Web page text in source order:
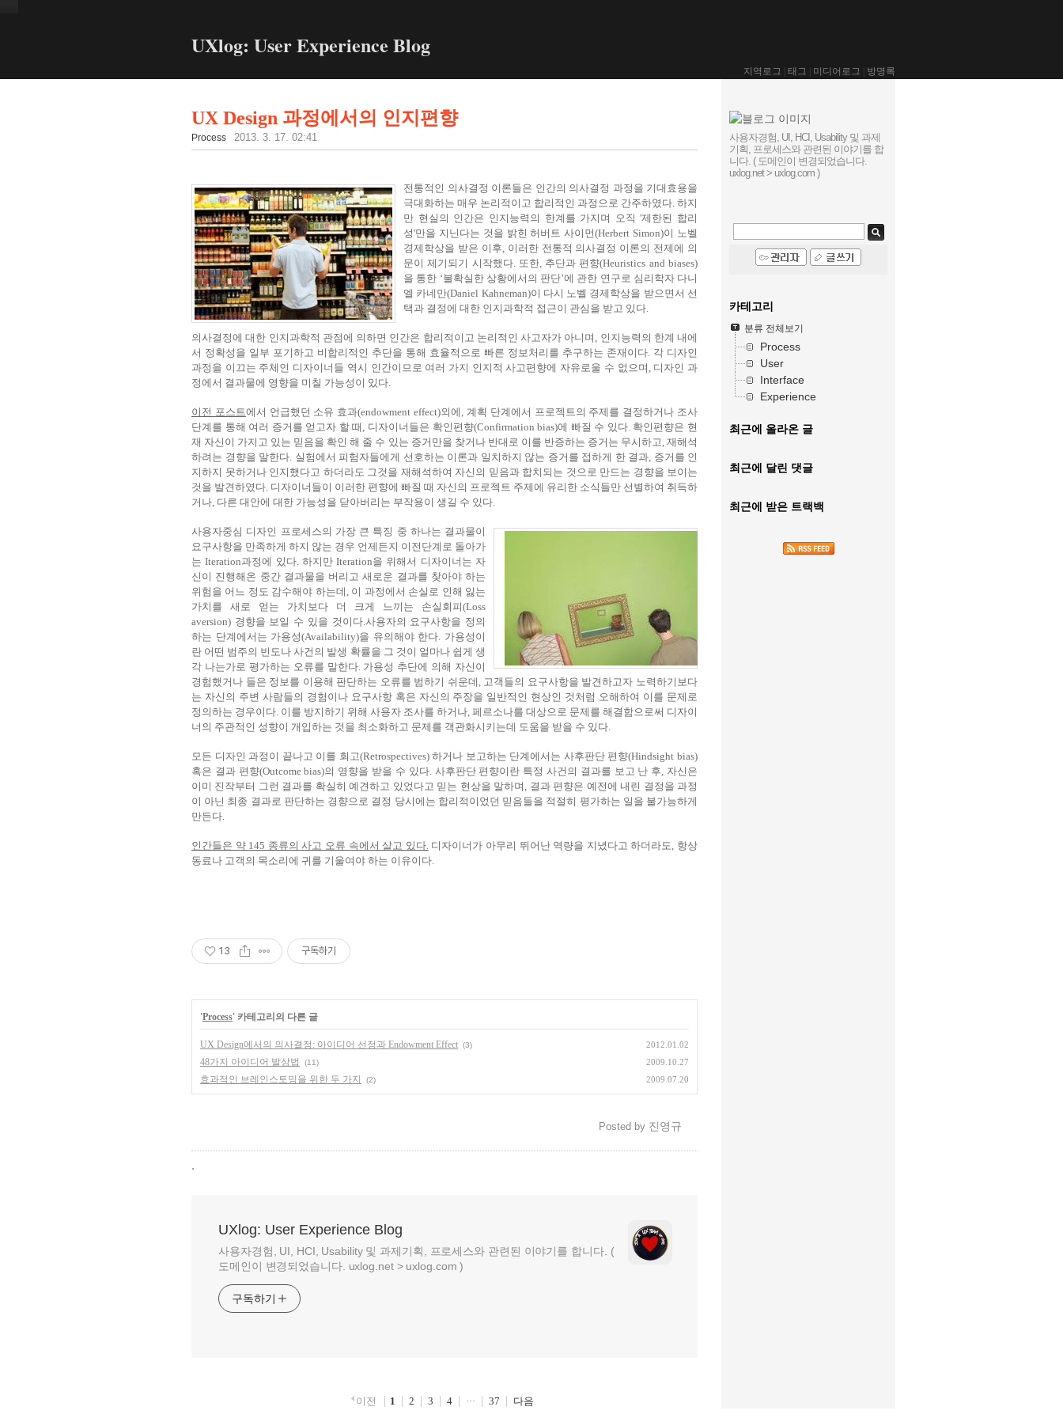
UXlog: User Experience Blog
지역로그 태그 미디어로그 방명록
UX Design 과정에서의 인지편향
Process 2013. 3. 17. 02:41
전통적인 의사결정 이론들은 인간의 의사결정 과정을 기대효용을
극대화하는 매우 논리적이고 합리적인 과정으로 간주하였다. 하지
만 현실의 인간은 인지능력의 한계를 가지며 오직 '제한된 합리
성'만을 지닌다는 것을 밝힌 허버트 사이먼(Herbert Simon)이 노벨
경제학상을 받은 이후, 이러한 전통적 의사결정 이론의 전제에 의
문이 제기되기 시작했다. 또한, 추단과 편향(Heuristics and biases)
을 통한 ‘불확실한 상황에서의 판단’에 관한 연구로 심리학자 다니
엘 카네만(Daniel Kahneman)이 다시 노벨 경제학상을 받으면서 선
택과 결정에 대한 인지과학적 접근이 관심을 받고 있다.
의사결정에 대한 인지과학적 관점에 의하면 인간은 합리적이고 논리적인 사고자가 아니며, 인지능력의 한계 내에
서 정확성을 일부 포기하고 비합리적인 추단을 통해 효율적으로 빠른 정보처리를 추구하는 존재이다. 각 디자인
과정을 이끄는 주체인 디자이너들 역시 인간이므로 여러 가지 인지적 사고편향에 자유로울 수 없으며, 디자인 과
정에서 결과물에 영향을 미칠 가능성이 있다.
이전 포스트에서 언급했던 소유 효과(endowment effect)외에, 계획 단계에서 프로젝트의 주제를 결정하거나 조사
단계를 통해 여러 증거를 얻고자 할 때, 디자이너들은 확인편향(Confirmation bias)에 빠질 수 있다. 확인편향은 현
재 자신이 가지고 있는 믿음을 확인 해 줄 수 있는 증거만을 찾거나 반대로 이를 반증하는 증거는 무시하고, 재해석
하려는 경향을 말한다. 실험에서 피험자들에게 선호하는 이론과 일치하지 않는 증거를 접하게 한 결과, 증거를 인
지하지 못하거나 인지했다고 하더라도 그것을 재해석하여 자신의 믿음과 합치되는 것으로 만드는 경향을 보이는
것을 발견하였다. 디자이너들이 이러한 편향에 빠질 때 자신의 프로젝트 주제에 유리한 소식들만 선별하여 취득하
거나, 다른 대안에 대한 가능성을 닫아버리는 부작용이 생길 수 있다.
사용자중심 디자인 프로세스의 가장 큰 특징 중 하나는 결과물이
요구사항을 만족하게 하지 않는 경우 언제든지 이전단계로 돌아가
는 Iteration과정에 있다. 하지만 Iteration을 위해서 디자이너는 자
신이 진행해온 중간 결과물을 버리고 새로운 결과를 찾아야 하는
위험을 어느 정도 감수해야 하는데, 이 과정에서 손실로 인해 잃는
가치를 새로 얻는 가치보다 더 크게 느끼는 손실회피(Loss
aversion) 경향을 보일 수 있을 것이다.사용자의 요구사항을 정의
하는 단계에서는 가용성(Availability)을 유의해야 한다. 가용성이
란 어떤 범주의 빈도나 사건의 발생 확률을 그 것이 얼마나 쉽게 생
각 나는가로 평가하는 오류를 말한다. 가용성 추단에 의해 자신이
경험했거나 들은 정보를 이용해 판단하는 오류를 범하기 쉬운데, 고객들의 요구사항을 발견하고자 노력하기보다
는 자신의 주변 사람들의 경험이나 요구사항 혹은 자신의 주장을 일반적인 현상인 것처럼 오해하여 이를 문제로
정의하는 경우이다. 이를 방지하기 위해 사용자 조사를 하거나, 페르소나를 대상으로 문제를 해결함으로써 디자이
너의 주관적인 성향이 개입하는 것을 최소화하고 문제를 객관화시키는데 도움을 받을 수 있다.
모든 디자인 과정이 끝나고 이를 회고(Retrospectives) 하거나 보고하는 단계에서는 사후판단 편향(Hindsight bias)
혹은 결과 편향(Outcome bias)의 영향을 받을 수 있다. 사후판단 편향이란 특정 사건의 결과를 보고 난 후, 자신은
이미 진작부터 그런 결과를 확실히 예견하고 있었다고 믿는 현상을 말하며, 결과 편향은 예전에 내린 결정을 과정
이 아닌 최종 결과로 판단하는 경향으로 결정 당시에는 합리적이었던 믿음들을 적절히 평가하는 일을 불가능하게
만든다.
인간들은 약 145 종류의 사고 오류 속에서 살고 있다. 디자이너가 아무리 뛰어난 역량을 지녔다고 하더라도, 항상
동료나 고객의 목소리에 귀를 기울여야 하는 이유이다.
13 구독하기
'Process' 카테고리의 다른 글
UX Design에서의 의사결정: 아이디어 선정과 Endowment Effect (3) 2012.01.02
48가지 아이디어 발상법 (11) 2009.10.27
효과적인 브레인스토밍을 위한 두 가지 (2) 2009.07.20
Posted by 진영규
UXlog: User Experience Blog
사용자경험, UI, HCI, Usability 및 과제기획, 프로세스와 관련된 이야기를 합니다. (
도메인이 변경되었습니다. uxlog.net > uxlog.com )
구독하기
이전 1 2 3 4 ··· 37 다음
사용자경험, UI, HCI, Usability 및 과제
기획, 프로세스와 관련된 이야기를 합
니다. ( 도메인이 변경되었습니다.
uxlog.net > uxlog.com )
카테고리
분류 전체보기
Process
User
Interface
Experience
최근에 올라온 글
최근에 달린 댓글
최근에 받은 트랙백